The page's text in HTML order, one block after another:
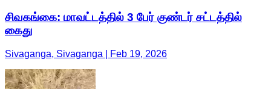
சிவகங்கை: மாவட்டத்தில் 3 பேர் குண்டர் சட்டத்தில்
கைது
Sivaganga, Sivaganga | Feb 19, 2026